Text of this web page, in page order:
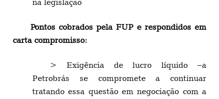
na legislação
Pontos cobrados pela FUP e respondidos em
carta compromisso:
> Exigência de lucro líquido –a
Petrobrás se compromete a continuar
tratando essa questão em negociação com a